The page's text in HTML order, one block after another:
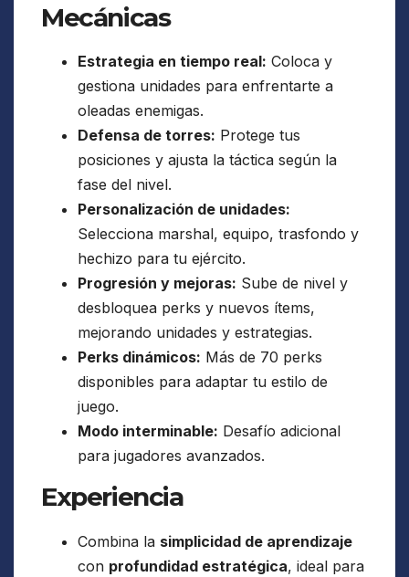
Mecánicas
Estrategia en tiempo real: Coloca y
gestiona unidades para enfrentarte a
oleadas enemigas.
Defensa de torres: Protege tus
posiciones y ajusta la táctica según la
fase del nivel.
Personalización de unidades:
Selecciona marshal, equipo, trasfondo y
hechizo para tu ejército.
Progresión y mejoras: Sube de nivel y
desbloquea perks y nuevos ítems,
mejorando unidades y estrategias.
Perks dinámicos: Más de 70 perks
disponibles para adaptar tu estilo de
juego.
Modo interminable: Desafío adicional
para jugadores avanzados.
Experiencia
Combina la simplicidad de aprendizaje
con profundidad estratégica, ideal para